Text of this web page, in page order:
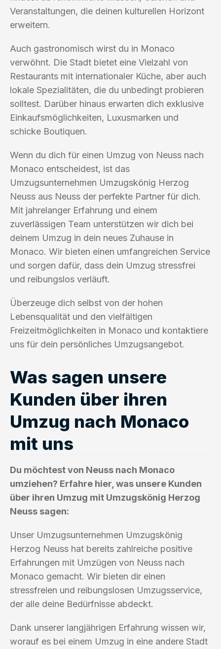
Veranstaltungen, die deinen kulturellen Horizont
erweitern.
Auch gastronomisch wirst du in Monaco
verwöhnt. Die Stadt bietet eine Vielzahl von
Restaurants mit internationaler Küche, aber auch
lokale Spezialitäten, die du unbedingt probieren
solltest. Darüber hinaus erwarten dich exklusive
Einkaufsmöglichkeiten, Luxusmarken und
schicke Boutiquen.
Wenn du dich für einen Umzug von Neuss nach
Monaco entscheidest, ist das
Umzugsunternehmen Umzugskönig Herzog
Neuss aus Neuss der perfekte Partner für dich.
Mit jahrelanger Erfahrung und einem
zuverlässigen Team unterstützen wir dich bei
deinem Umzug in dein neues Zuhause in
Monaco. Wir bieten einen umfangreichen Service
und sorgen dafür, dass dein Umzug stressfrei
und reibungslos verläuft.
Überzeuge dich selbst von der hohen
Lebensqualität und den vielfältigen
Freizeitmöglichkeiten in Monaco und kontaktiere
uns für dein persönliches Umzugsangebot.
Was sagen unsere
Kunden über ihren
Umzug nach Monaco
mit uns
Du möchtest von Neuss nach Monaco
umziehen? Erfahre hier, was unsere Kunden
über ihren Umzug mit Umzugskönig Herzog
Neuss sagen:
Unser Umzugsunternehmen Umzugskönig
Herzog Neuss hat bereits zahlreiche positive
Erfahrungen mit Umzügen von Neuss nach
Monaco gemacht. Wir bieten dir einen
stressfreien und reibungslosen Umzugsservice,
der alle deine Bedürfnisse abdeckt.
Dank unserer langjährigen Erfahrung wissen wir,
worauf es bei einem Umzug in eine andere Stadt